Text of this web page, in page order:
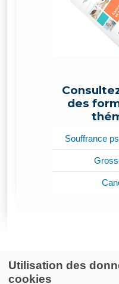
des
Souffrance
Utilisation des
cookies